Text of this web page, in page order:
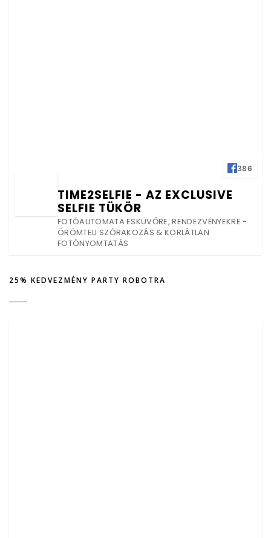
386
TIME2SELFIE - AZ EXCLUSIVE
SELFIE TÜKÖR
FOTÓAUTOMATA ESKÜVŐRE, RENDEZVÉNYEKRE -
ÖRÖMTELI SZÓRAKOZÁS & KORLÁTLAN
FOTÓNYOMTATÁS
25% KEDVEZMÉNY PARTY ROBOTRA